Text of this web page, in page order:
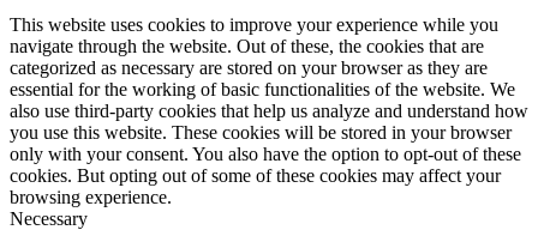
This website uses cookies to improve your experience while you
navigate through the website. Out of these, the cookies that are
categorized as necessary are stored on your browser as they are
essential for the working of basic functionalities of the website. We
also use third-party cookies that help us analyze and understand how
you use this website. These cookies will be stored in your browser
only with your consent. You also have the option to opt-out of these
cookies. But opting out of some of these cookies may affect your
browsing experience.
Necessary